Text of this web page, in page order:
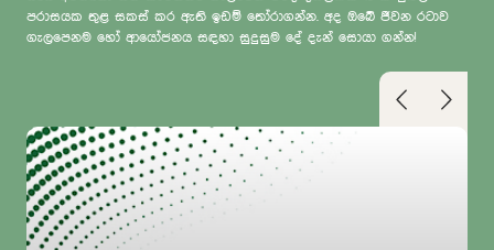
පරාසයක තුළ සකස් කර ඇති ඉඩම් තෝරාගන්න. අද ඔබේ ජීවන රටාව
ගැලපෙනම හෝ ආයෝජනය සඳහා සුදුසුම දේ දැන් සොයා ගන්න!